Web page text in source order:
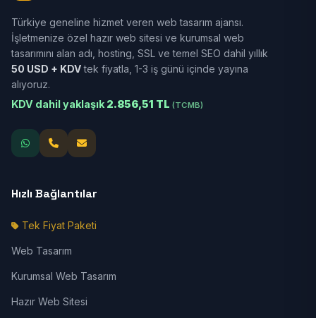
Türkiye geneline hizmet veren web tasarım ajansı.
İşletmenize özel hazır web sitesi ve kurumsal web
tasarımını alan adı, hosting, SSL ve temel SEO dahil yıllık
50 USD + KDVtek fiyatla, 1-3 iş günü içinde yayına
alıyoruz.
KDV dahil yaklaşık 2.856,51 TL (TCMB)
Hızlı Bağlantılar
Tek Fiyat Paketi
Web Tasarım
Kurumsal Web Tasarım
Hazır Web Sitesi